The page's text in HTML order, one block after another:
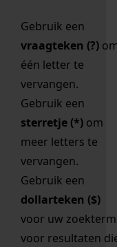
Gebruik een
vraagteken (?)
één letter te
vervangen.
Gebruik een
sterretje (*) om
meer letters te
vervangen.
Gebruik een
dollarteken ($)
voor uw zoekterm
voor resultaten